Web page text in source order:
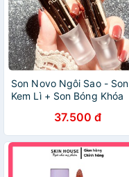
Son Novo Ngôi Sao - Son
Kem Lì + Son Bóng Khóa
37.500 đ